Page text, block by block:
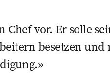
vor. Er solle
besetzen